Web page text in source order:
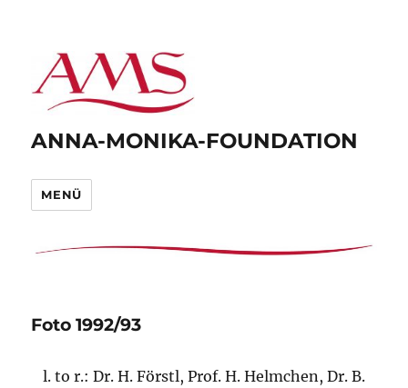
ANNA-MONIKA-FOUNDATION
MENÜ
Foto 1992/93
l. to r.: Dr. H. Förstl, Prof. H. Helmchen, Dr. B.